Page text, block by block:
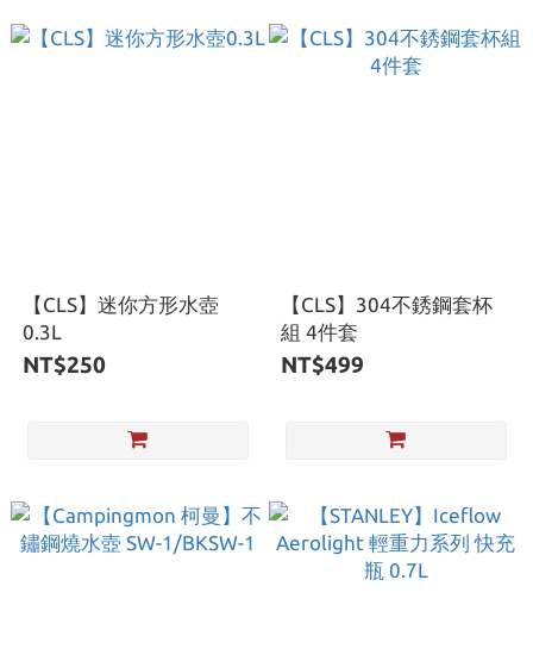
【CLS】迷你方形水壺
0.3L
NT$250
【CLS】304不銹鋼套杯
組 4件套
NT$499